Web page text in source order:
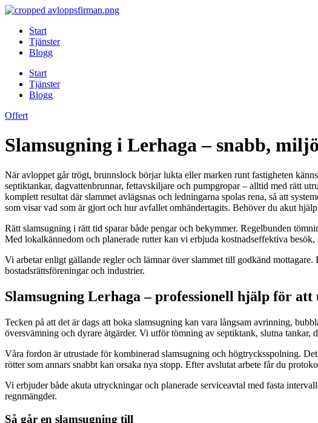
Skip
contentStart
Tjänster
Blogg
Start
Tjänster
Blogg
Offert
Slamsugning i Lerhaga – snabb,
När avloppet går trögt, brunnslock börjar lukta eller marken runt fastigheten
septiktankar, dagvattenbrunnar, fettavskiljare och pumpgropar – alltid med rätt
komplett resultat där slammet avlägsnas och ledningarna spolas rena, så att
som visar vad som är gjort och hur avfallet omhändertagits. Behöver du akut
Rätt slamsugning i rätt tid sparar både pengar och bekymmer. Regelbunden
Med lokalkännedom och planerade rutter kan vi erbjuda kostnadseffektiva
Vi arbetar enligt gällande regler och lämnar över slammet till godkänd
bostadsrättsföreningar och industrier.
Slamsugning Lerhaga – professionell hjälp för
Tecken på att det är dags att boka slamsugning kan vara långsam avrinning,
översvämning och dyrare åtgärder. Vi utför tömning av septiktank, slutna tankar,
Våra fordon är utrustade för kombinerad slamsugning och högtrycksspolning.
rötter som annars snabbt kan orsaka nya stopp. Efter avslutat arbete får du
Vi erbjuder både akuta utryckningar och planerade serviceavtal med fasta
regnmängder.
Så går en slamsugning till